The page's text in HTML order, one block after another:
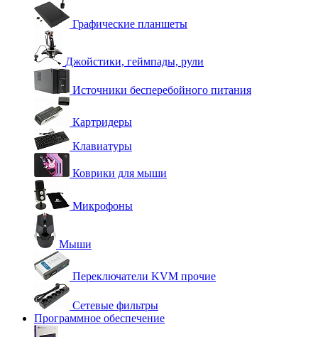
Графические планшеты
Джойстики, геймпады, рули
Источники бесперебойного питания
Картридеры
Клавиатуры
Коврики для мыши
Микрофоны
Мыши
Переключатели KVM прочие
Сетевые фильтры
Программное обеспечение